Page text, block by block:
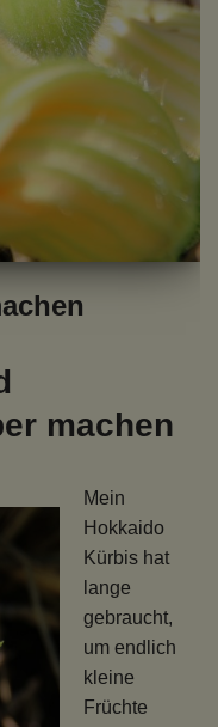
machen
Mein
Hokkaido
Kürbis hat
lange
gebraucht,
um endlich
kleine
Früchte